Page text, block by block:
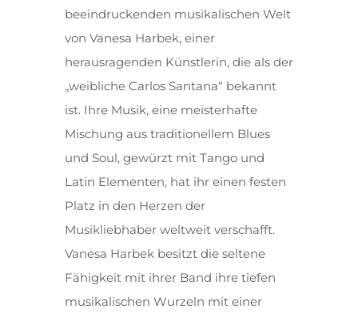
beeindruckenden musikalischen Welt
von Vanesa Harbek, einer
herausragenden Künstlerin, die als der
„weibliche Carlos Santana“ bekannt
ist. Ihre Musik, eine meisterhafte
Mischung aus traditionellem Blues
und Soul, gewürzt mit Tango und
Latin Elementen, hat ihr einen festen
Platz in den Herzen der
Musikliebhaber weltweit verschafft.
Vanesa Harbek besitzt die seltene
Fähigkeit mit ihrer Band ihre tiefen
musikalischen Wurzeln mit einer